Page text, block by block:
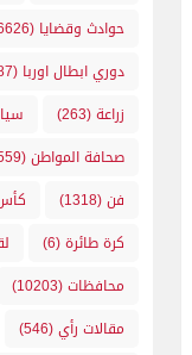
حوادث وقضايا (6626)
دوري ابطال اوربا (87)
زراعة(263)
صحافة المواطن(559)
فن(1318)
كرة طائرة(6)
محافظات(10203)
مقالات رأي(546)